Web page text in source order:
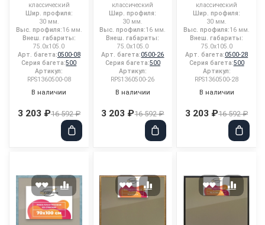
классический
Шир. профиля:
30 мм.
Выс. профиля:16 мм.
Внеш. габариты:
75.0x105.0
Арт. багета:0500-08
Серия багета:500
Артикул:
RPS1360500-08
В наличии
3 203 ₽16 592 ₽
классический
Шир. профиля:
30 мм.
Выс. профиля:16 мм.
Внеш. габариты:
75.0x105.0
Арт. багета:0500-26
Серия багета:500
Артикул:
RPS1360500-26
В наличии
3 203 ₽16 592 ₽
классический
Шир. профиля:
30 мм.
Выс. профиля:16 мм.
Внеш. габариты:
75.0x105.0
Арт. багета:0500-28
Серия багета:500
Артикул:
RPS1360500-28
В наличии
3 203 ₽16 592 ₽